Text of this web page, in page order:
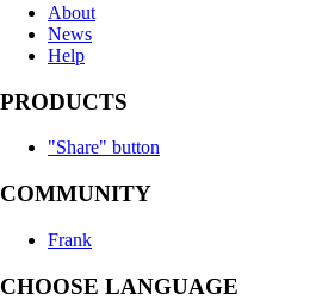
About
News
Help
PRODUCTS
"Share" button
COMMUNITY
Frank
CHOOSE LANGUAGE